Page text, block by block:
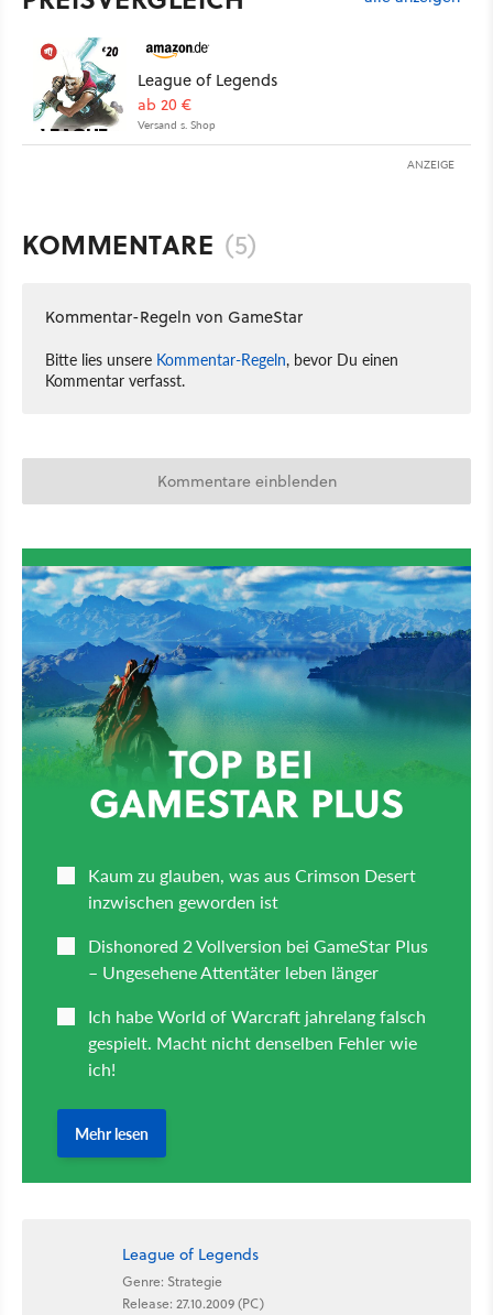
League of Legends
ab 20 €
Versand s. Shop
ANZEIGE
KOMMENTARE (5)
Kommentar-Regeln von GameStar
Bitte lies unsere Kommentar-Regeln, bevor Du einen
Kommentar verfasst.
Kommentare einblenden
League of Legends
Genre: Strategie
Release: 27.10.2009 (PC)